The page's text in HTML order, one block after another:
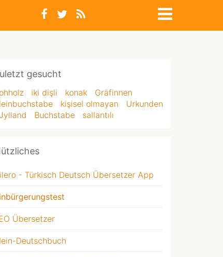
gesucht
iki dişli konak
Gräfinnen
kişisel olmayan
Urkunden
Buchstabe sallantılı
- Türkisch Deutsch Übersetzer App
Übersetzer
Deutschbuch